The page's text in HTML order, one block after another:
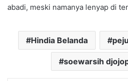
abadi, meski namanya lenyap di
Hindia Belanda
soewarsih